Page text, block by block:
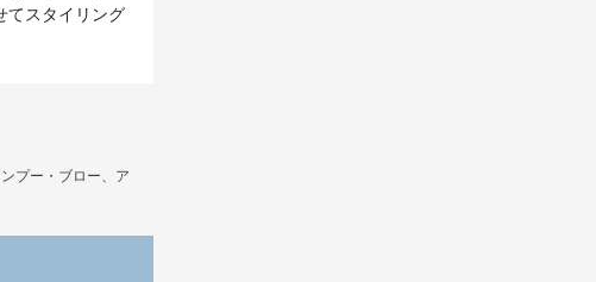
てスタイリング
プー・ブロー、ア